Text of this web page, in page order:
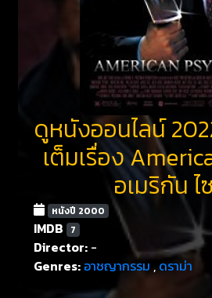
ดูหนังออนไลน์
เต็มเรื่อง
อเมริกัน ไ
หนังปี 2000
IMDB 7
Director: -
Genres: อาชญากรรม , ดราม่า